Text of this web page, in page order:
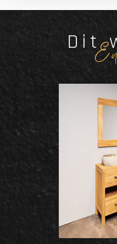
Dit